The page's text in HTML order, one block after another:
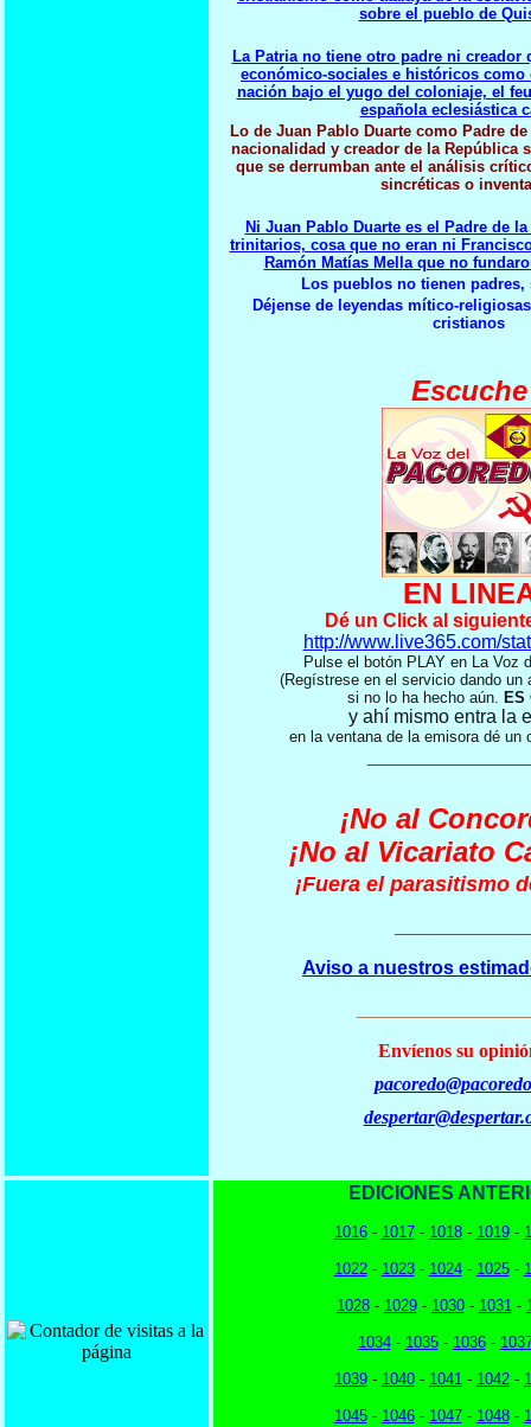
sobre el pueblo de
La Patria no tiene otro padre ni creador
económico-sociales e históricos como
nación bajo el yugo del coloniaje, el
española eclesiástica
Lo de Juan Pablo Duarte como Padre
nacionalidad y creador de la República
que se derrumban ante el análisis
sincréticas o
Ni Juan Pablo Duarte es el Padre de
trinitarios, cosa que no eran ni
Ramón Matías Mella que no
Los pueblos no tienen padres,
Déjense de leyendas mítico-
cristianos
Escuche
EN
Dé un Click al
http://www.live365.com/
Pulse el botón PLAY en La Voz
(Regístrese en el servicio dando un
si no lo ha hecho aún. ES
y ahí mismo entra la
en la ventana de la emisora dé
¡No al
¡No al Vicariato
¡Fuera el parasitismo
Aviso a nuestros
Envíenos su
EDICIONES
1016- 1017- 1018- 1019-
1022- 1023- 1024- 1025-
1028- 1029- 1030- 1031-
1034- 1035- 1036-
1039- 1040- 1041- 1042-
1045- 1046- 1047- 1048-